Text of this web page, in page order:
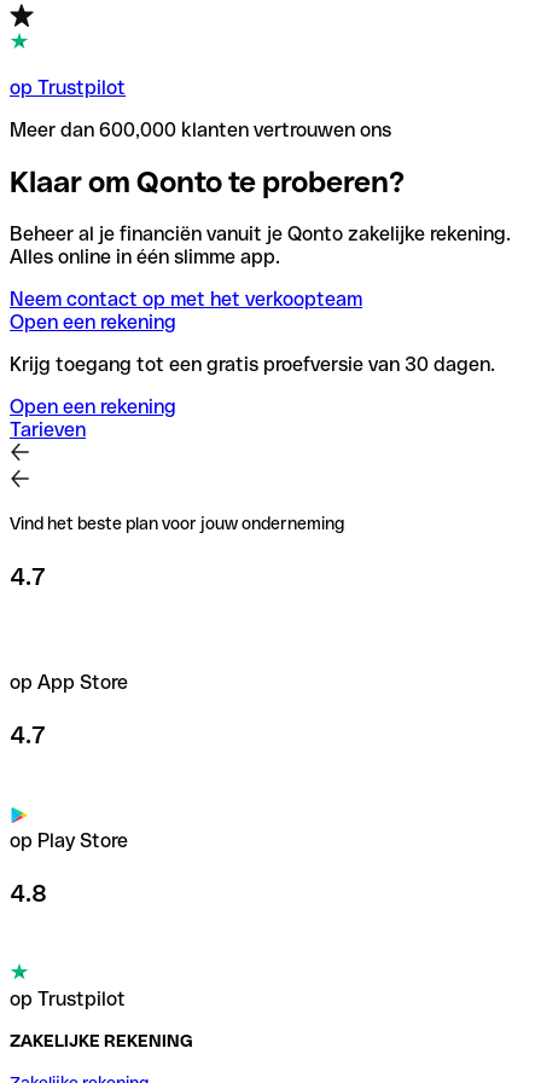
op Trustpilot
Meer dan 600,000 klanten vertrouwen ons
Klaar om Qonto te proberen?
Beheer al je financiën vanuit je Qonto zakelijke rekening.
Alles online in één slimme app.
Neem contact op met het verkoopteam
Open een rekening
Krijg toegang tot een gratis proefversie van 30 dagen.
Open een rekening
Tarieven
Vind het beste plan voor jouw onderneming
4.7
op App Store
4.7
op Play Store
4.8
op Trustpilot
ZAKELIJKE REKENING